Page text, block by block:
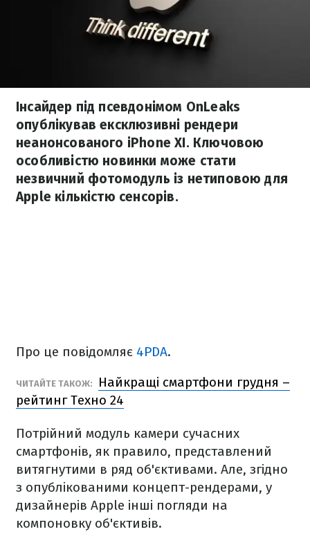
Інсайдер під псевдонімом OnLeaks
опублікував ексклюзивні рендери
неанонсованого iPhone XI. Ключовою
особливістю новинки може стати
незвичний фотомодуль із нетиповою для
Apple кількістю сенсорів.
Про це повідомляє 4PDA.
ЧИТАЙТЕ ТАКОЖ:
Найкращі смартфони грудня –
рейтинг Техно 24
Потрійний модуль камери сучасних
смартфонів, як правило, представлений
витягнутими в ряд об'єктивами. Але, згідно
з опублікованими концепт-рендерами, у
дизайнерів Apple інші погляди на
компоновку об'єктивів.